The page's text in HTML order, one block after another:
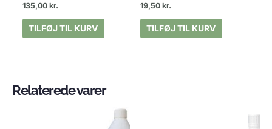
135,00 kr.
TILFØJ TIL KURV
19,50 kr.
TILFØJ TIL KURV
Relaterede varer